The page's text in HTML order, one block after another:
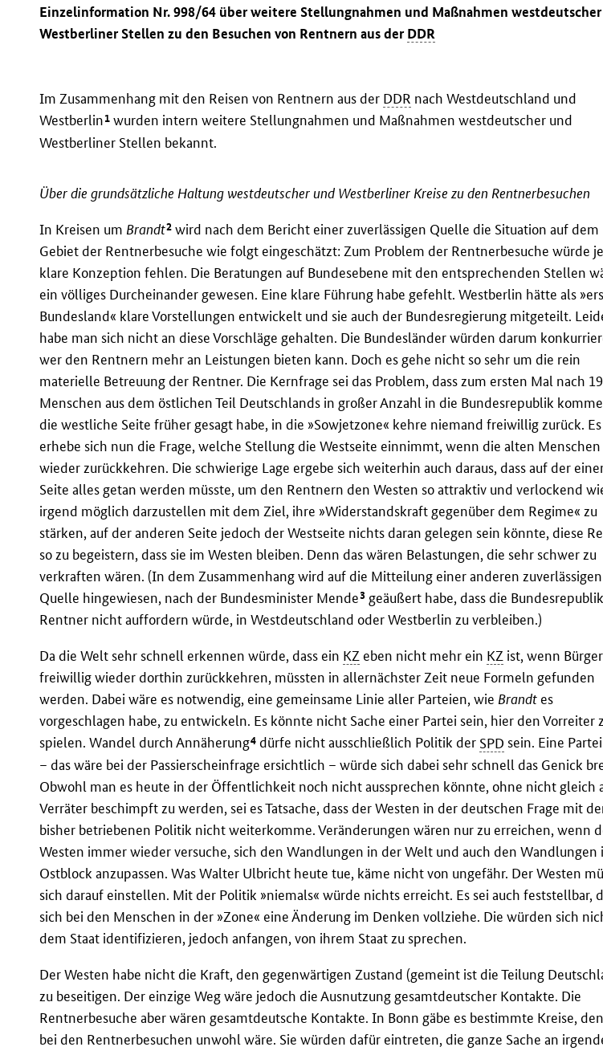
Einzelinformation Nr. 998/64 über weitere Stellungnahmen und Maßnahmen
Westberliner Stellen zu den Besuchen von Rentnern aus derDDR
Im Zusammenhang mit den Reisen von Rentnern aus der DDR nach Westdeutschland und
Westberlin1 wurden intern weitere Stellungnahmen und Maßnahmen westdeutscher und
Westberliner Stellen bekannt.
Über die grundsätzliche Haltung westdeutscher und Westberliner Kreise zu den Rentnerbesuchen
In Kreisen um Brandt2 wird nach dem Bericht einer zuverlässigen Quelle die Situation auf dem
Gebiet der Rentnerbesuche wie folgt eingeschätzt: Zum Problem der Rentnerbesuche würde
klare Konzeption fehlen. Die Beratungen auf Bundesebene mit den entsprechenden Stellen
ein völliges Durcheinander gewesen. Eine klare Führung habe gefehlt. Westberlin hätte als
Bundesland« klare Vorstellungen entwickelt und sie auch der Bundesregierung mitgeteilt.
habe man sich nicht an diese Vorschläge gehalten. Die Bundesländer würden darum
wer den Rentnern mehr an Leistungen bieten kann. Doch es gehe nicht so sehr um die rein
materielle Betreuung der Rentner. Die Kernfrage sei das Problem, dass zum ersten Mal nach
Menschen aus dem östlichen Teil Deutschlands in großer Anzahl in die Bundesrepublik
die westliche Seite früher gesagt habe, in die »Sowjetzone« kehre niemand freiwillig zurück. Es
erhebe sich nun die Frage, welche Stellung die Westseite einnimmt, wenn die alten Menschen
wieder zurückkehren. Die schwierige Lage ergebe sich weiterhin auch daraus, dass auf der
Seite alles getan werden müsste, um den Rentnern den Westen so attraktiv und verlockend
irgend möglich darzustellen mit dem Ziel, ihre »Widerstandskraft gegenüber dem Regime« zu
stärken, auf der anderen Seite jedoch der Westseite nichts daran gelegen sein könnte, diese
so zu begeistern, dass sie im Westen bleiben. Denn das wären Belastungen, die sehr schwer zu
verkraften wären. (In dem Zusammenhang wird auf die Mitteilung einer anderen zuverlässigen
Quelle hingewiesen, nach der Bundesminister Mende3 geäußert habe, dass die
Rentner nicht auffordern würde, in Westdeutschland oder Westberlin zu verbleiben.)
Da die Welt sehr schnell erkennen würde, dass ein KZ eben nicht mehr ein KZ ist, wenn Bürger
freiwillig wieder dorthin zurückkehren, müssten in allernächster Zeit neue Formeln gefunden
werden. Dabei wäre es notwendig, eine gemeinsame Linie aller Parteien, wie Brandt es
vorgeschlagen habe, zu entwickeln. Es könnte nicht Sache einer Partei sein, hier den Vorreiter
spielen. Wandel durch Annäherung4 dürfe nicht ausschließlich Politik der SPD sein. Eine
– das wäre bei der Passierscheinfrage ersichtlich – würde sich dabei sehr schnell das Genick
Obwohl man es heute in der Öffentlichkeit noch nicht aussprechen könnte, ohne nicht gleich
Verräter beschimpft zu werden, sei es Tatsache, dass der Westen in der deutschen Frage mit
bisher betriebenen Politik nicht weiterkomme. Veränderungen wären nur zu erreichen, wenn
Westen immer wieder versuche, sich den Wandlungen in der Welt und auch den Wandlungen
Ostblock anzupassen. Was Walter Ulbricht heute tue, käme nicht von ungefähr. Der Westen
sich darauf einstellen. Mit der Politik »niemals« würde nichts erreicht. Es sei auch feststellbar,
sich bei den Menschen in der »Zone« eine Änderung im Denken vollziehe. Die würden sich
dem Staat identifizieren, jedoch anfangen, von ihrem Staat zu sprechen.
Der Westen habe nicht die Kraft, den gegenwärtigen Zustand (gemeint ist die Teilung
zu beseitigen. Der einzige Weg wäre jedoch die Ausnutzung gesamtdeutscher Kontakte. Die
Rentnerbesuche aber wären gesamtdeutsche Kontakte. In Bonn gäbe es bestimmte Kreise,
bei den Rentnerbesuchen unwohl wäre. Sie würden dafür eintreten, die ganze Sache an